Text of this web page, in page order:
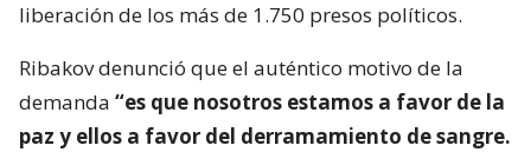
liberación de los más de 1.750 presos políticos.
Ribakov denunció que el auténtico motivo de la
demanda “es que nosotros estamos a favor de la
paz y ellos a favor del derramamiento de sangre.